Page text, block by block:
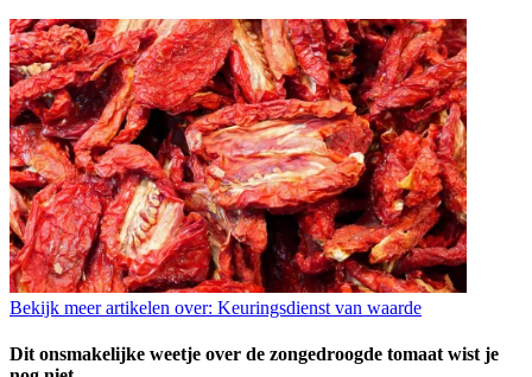
Bekijk meer artikelen over: Keuringsdienst van waarde
Dit onsmakelijke weetje over de zongedroogde tomaat wist je